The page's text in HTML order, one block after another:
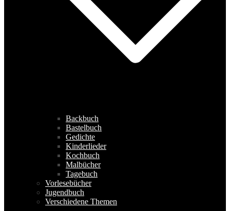
Backbuch
Bastelbuch
Gedichte
Kinderlieder
Kochbuch
Malbücher
Tagebuch
Vorlesebücher
Jugendbuch
Verschiedene Themen